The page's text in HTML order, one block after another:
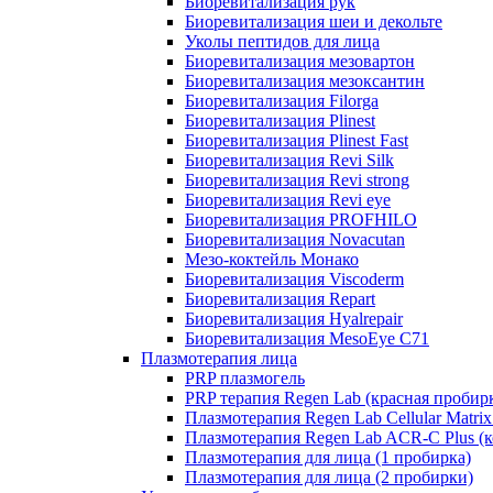
Биоревитализация шеи и декольте
Уколы пептидов для лица
Биоревитализация мезовартон
Биоревитализация мезоксантин
Биоревитализация Filorga
Биоревитализация Plinest
Биоревитализация Plinest Fast
Биоревитализация Revi Silk
Биоревитализация Revi strong
Биоревитализация Revi eye
Биоревитализация PROFHILO
Биоревитализация Novacutan
Мезо-коктейль Монако
Биоревитализация Viscoderm
Биоревитализация Repart
Биоревитализация Hyalrepair
Биоревитализация MesoEye C71
Плазмотерапия лица
PRP плазмогель
PRP терапия Regen Lab (красная
Плазмотерапия Regen Lab Cellular
Плазмотерапия Regen Lab ACR-C Plus
Плазмотерапия для лица (1 пробирка)
Плазмотерапия для лица (2 пробирки)